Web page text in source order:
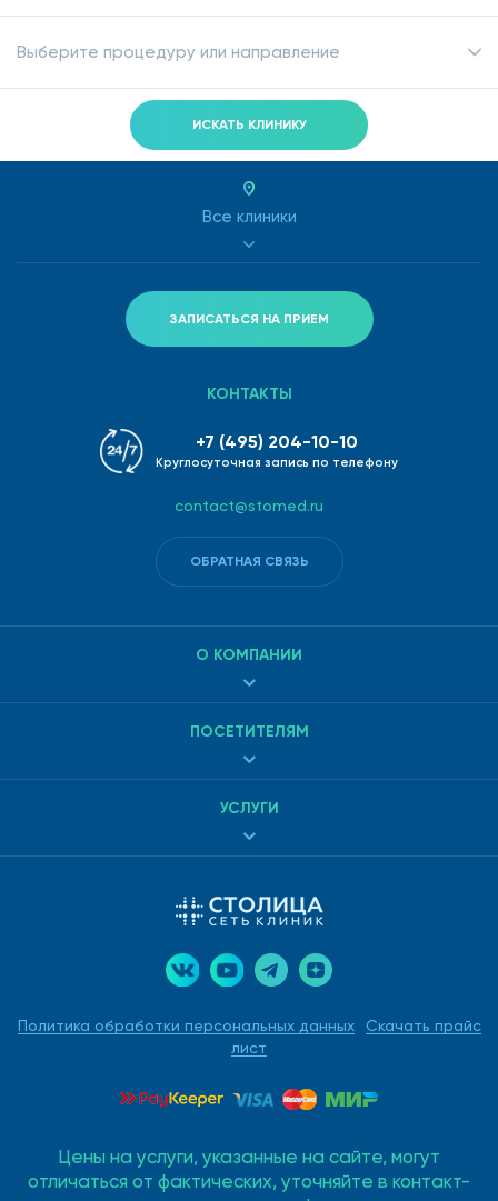
Выберите процедуру или направление
ИСКАТЬ КЛИНИКУ
Все клиники
ЗАПИСАТЬСЯ НА ПРИЕМ
Политика обработки персональных данных
Скачать прайс
лист
О КОМПАНИИ
ПОСЕТИТЕЛЯМ
УСЛУГИ
КОНТАКТЫ
+7 (495) 204-10-10
Круглосуточная запись по телефону
contact@stomed.ru
ОБРАТНАЯ СВЯЗЬ
Цены на услуги, указанные на сайте, могут
отличаться от фактических, уточняйте в контакт-